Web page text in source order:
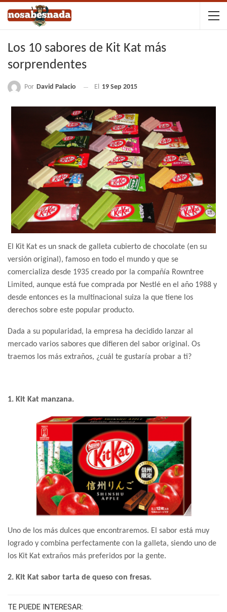
Los 10 sabores de Kit Kat más
sorprendentes
Por David Palacio El 19 Sep 2015
El Kit Kat es un snack de galleta cubierto de chocolate (en su
versión original), famoso en todo el mundo y que se
comercializa desde 1935 creado por la compañía Rowntree
Limited, aunque está fue comprada por Nestlé en el año 1988 y
desde entonces es la multinacional suiza la que tiene los
derechos sobre este popular producto.
Dada a su popularidad, la empresa ha decidido lanzar al
mercado varios sabores que difieren del sabor original. Os
traemos los más extraños, ¿cuál te gustaría probar a ti?
1. Kit Kat manzana.
Uno de los más dulces que encontraremos. El sabor está muy
logrado y combina perfectamente con la galleta, siendo uno de
los Kit Kat extraños más preferidos por la gente.
2. Kit Kat sabor tarta de queso con fresas.
TE PUEDE INTERESAR: